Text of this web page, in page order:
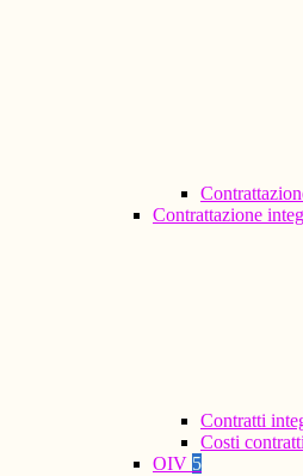
Contrattazione
Contratti
Costi
OIV 5